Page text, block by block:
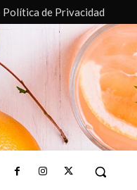
Política de Privacidad